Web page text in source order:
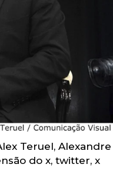
Teruel,
do x, twitter, x